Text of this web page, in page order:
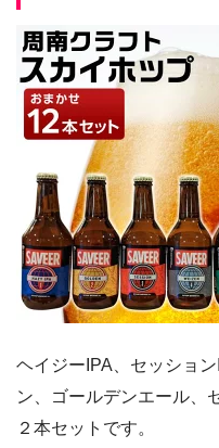
ヘイジーIPA、セッショ
ン、ゴールデンエール、
２本セットです。